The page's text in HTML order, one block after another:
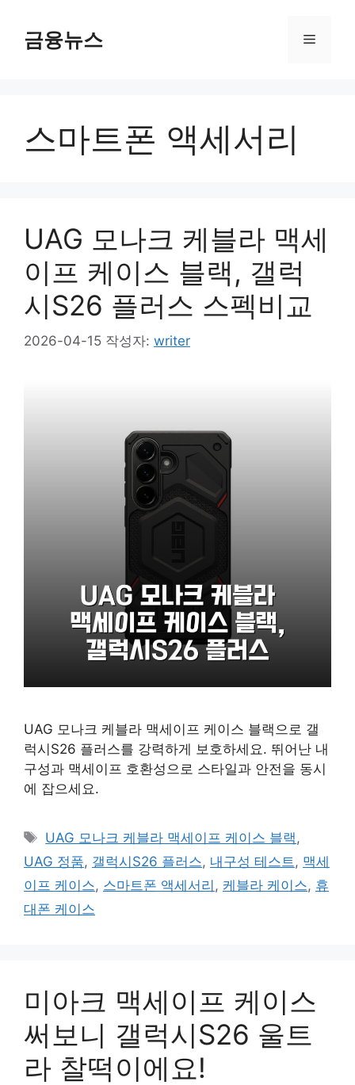
금융뉴스 메
스마트폰 액세서리
UAG 모나크 케블라 맥세
이프 케이스 블랙, 갤럭
시S26 플러스 스펙비교
2026-04-15 작성자: writer
UAG 모나크 케블라 맥세이프 케이스 블랙으로 갤
럭시S26 플러스를 강력하게 보호하세요. 뛰어난 내
구성과 맥세이프 호환성으로 스타일과 안전을 동시
에 잡으세요.
태
그
UAG 모나크 케블라 맥세이프 케이스 블랙 ,
UAG 정품, 갤럭시S26 플러스, 내구성 테스트 , 맥세
이프 케이스, 스마트폰 액세서리 , 케블라 케이스, 휴
대폰 케이스
미아크 맥세이프 케이스
써보니 갤럭시S26 울트
라 찰떡이에요!